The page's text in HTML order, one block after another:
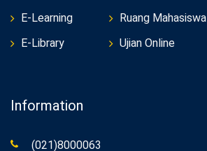
E-Learning
E-Library
Ruang Mahasiswa
Ujian Online
Information
(021)8000063